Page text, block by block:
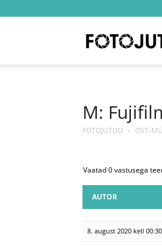
M:
FOTOJUTUD › OST-
Vaatad 0 vastusega
AUTOR
8. august 2020 kell 00:30